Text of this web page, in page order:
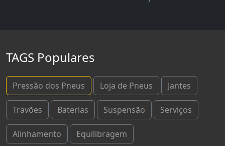
TAGS Populares
Pressão dos Pneus Loja de Pneus Jantes
Travões Baterias Suspensão Serviços
Alinhamento Equilibragem